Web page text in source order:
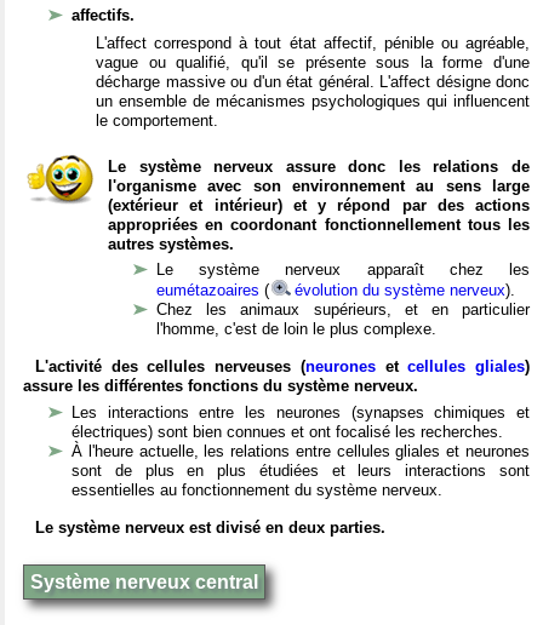
affectifs.
L'affect correspond à tout état affectif, pénible ou agréable,
vague ou qualifié, qu'il se présente sous la forme d'une
décharge massive ou d'un état général. L'affect désigne donc
un ensemble de mécanismes psychologiques qui influencent
le comportement.
Le système nerveux assure donc les relations de
l'organisme avec son environnement au sens large
(extérieur et intérieur) et y répond par des actions
appropriées en coordonant fonctionnellement tous les
autres systèmes.
Le système nerveux apparaît chez les
eumétazoaires ( évolution du système nerveux).
Chez les animaux supérieurs, et en particulier
l'homme, c'est de loin le plus complexe.
L'activité des cellules nerveuses (neuronesetcellules gliales)
assure les différentes fonctions du système nerveux.
Les interactions entre les neurones (synapses chimiques et
électriques) sont bien connues et ont focalisé les recherches.
À l'heure actuelle, les relations entre cellules gliales et neurones
sont de plus en plus étudiées et leurs interactions sont
essentielles au fonctionnement du système nerveux.
Le système nerveux est divisé en deux parties.
Système nerveux central